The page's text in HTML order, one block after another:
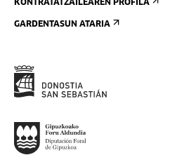
KONTRATATZAILEAREN PROFILA
GARDENTASUN ATARIA